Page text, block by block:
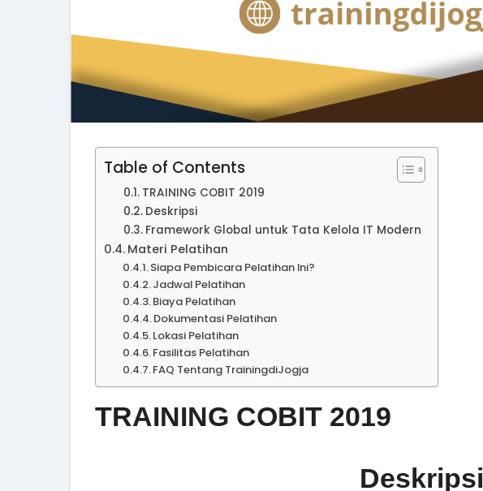
Table of Contents
TRAINING COBIT 2019
Deskripsi
Framework Global untuk Tata Kelola IT Modern
Materi Pelatihan
Siapa Pembicara Pelatihan Ini?
Jadwal Pelatihan
Biaya Pelatihan
Dokumentasi Pelatihan
Lokasi Pelatihan
Fasilitas Pelatihan
FAQ Tentang TrainingdiJogja
TRAINING COBIT 2019
Deskripsi